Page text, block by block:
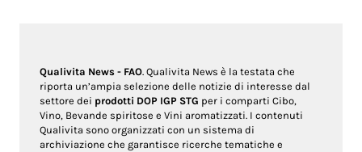
Qualivita News - FAO. Qualivita News è la testata che
riporta un’ampia selezione delle notizie di interesse dal
settore dei prodotti DOP IGP STG per i comparti Cibo,
Vino, Bevande spiritose e Vini aromatizzati. I contenuti
Qualivita sono organizzati con un sistema di
archiviazione che garantisce ricerche tematiche e